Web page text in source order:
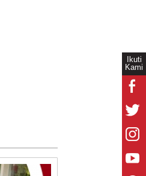
Ikuti
Kami
Andi